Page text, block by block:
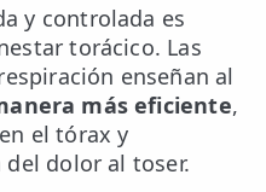
y controlada es
torácico. Las
enseñan al
más eficiente,
el tórax y
dolor al toser.